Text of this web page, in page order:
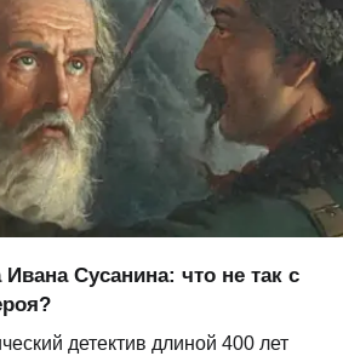
Ивана Сусанина: что не так с
детектив длиной 400 лет